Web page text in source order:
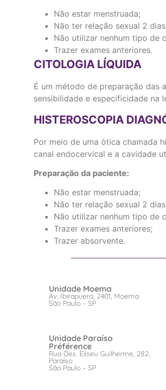
Não estar menstruada;
Não ter relação sexual 2
Não utilizar nenhum tipo de
Trazer exames anteriores.
CITOLOGIA LÍQUIDA
É um método de preparação das
sensibilidade e especificidade na
HISTEROSCOPIA
Por meio de uma ótica chamada
canal endocervical e a cavidade
Preparação da paciente:
Não estar menstruada;
Não ter relação sexual 2
Não utilizar nenhum tipo de
Trazer exames anteriores;
Trazer absorvente.
Unidade Moema
Av. Ibirapuera, 2401, Moema
São Paulo – SP
Unidade Paraíso
Préférence
Rua Des. Eliseu Guilherme, 282,
Paraíso
São Paulo – SP